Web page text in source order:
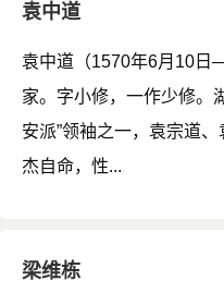
袁中道
袁中道（1570年6月10日
家。字小修，一作少修。
安派”领袖之一，袁宗道
杰自命，性...
梁维栋